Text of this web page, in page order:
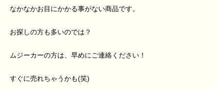
なかなかお目にかかる事がない商品です。
お探しの方も多いのでは？
ムジーカーの方は、早めにご連絡ください！
すぐに売れちゃうかも(笑)